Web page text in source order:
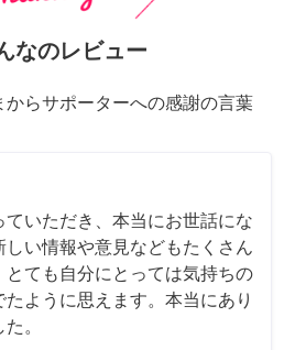
なのレビュー
からサポーターへの感謝の言葉
ていただき、本当にお世話にな
しい情報や意見などもたくさん
とても自分にとっては気持ちの
たように思えます。本当にあり
。